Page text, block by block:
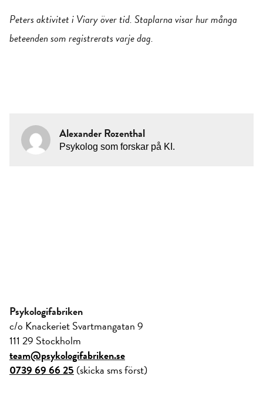
Peters aktivitet i Viary över tid. Staplarna visar hur många
beteenden som registrerats varje dag.
Alexander Rozenthal
Psykolog som forskar på KI.
Psykologifabriken
c/o Knackeriet Svartmangatan 9
111 29 Stockholm
team@psykologifabriken.se
0739 69 66 25 (skicka sms först)